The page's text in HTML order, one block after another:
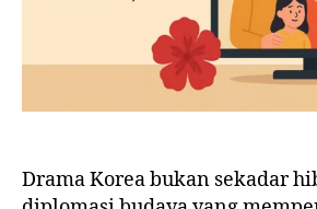
Drama Korea bukan sekadar